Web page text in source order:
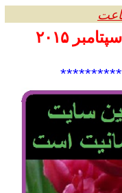
۲۰۱۵